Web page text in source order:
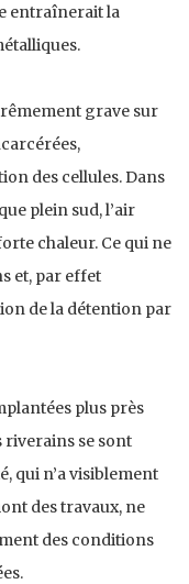
entraînerait la
grave sur
des cellules. Dans
plein sud, l’air
chaleur. Ce qui ne
et, par effet
de la détention par
plus près
riverains se sont
qui n’a visiblement
des travaux, ne
des conditions